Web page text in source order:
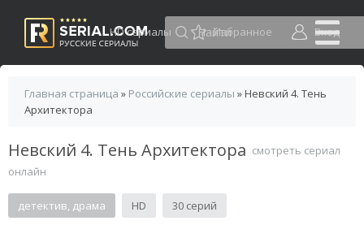
HD сериалы Избранное Вход
Главная страница » Российские сериалы » Невский 4. Тень
Архитектора
Невский 4. Тень Архитектора смотреть сериал
онлайн
детектив, драма HD 30 серий